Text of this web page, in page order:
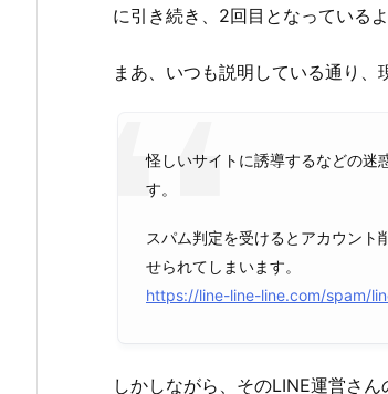
に引き続き、2回目となっているよ
まあ、いつも説明している通り、
怪しいサイトに誘導するなどの迷
す。
スパム判定を受けるとアカウン
せられてしまいます。
https://line-line-line.com/spam/
しかしながら、そのLINE運営さ